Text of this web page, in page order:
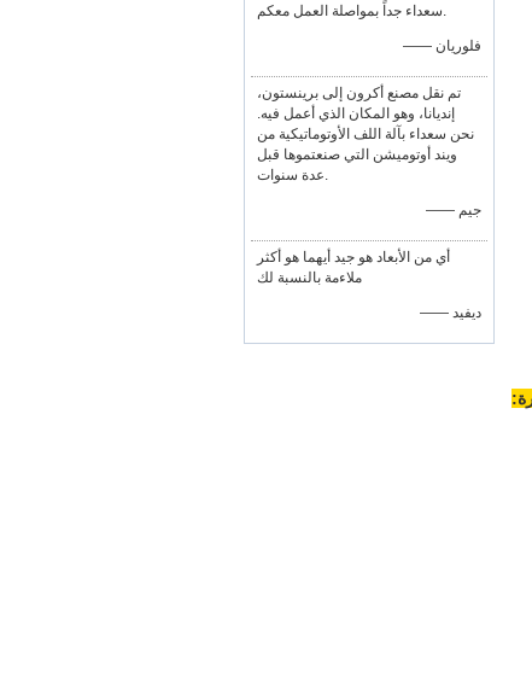
سعداء جداً بمواصلة العمل معكم.
—— فلوريان
تم نقل مصنع أكرون إلى برينستون،
إنديانا، وهو المكان الذي أعمل فيه.
نحن سعداء بآلة اللف الأوتوماتيكية من
ويند أوتوميشن التي صنعتموها قبل
عدة سنوات.
—— جيم
أي من الأبعاد هو جيد أيهما هو أكثر
ملاءمة بالنسبة لك
—— ديفيد